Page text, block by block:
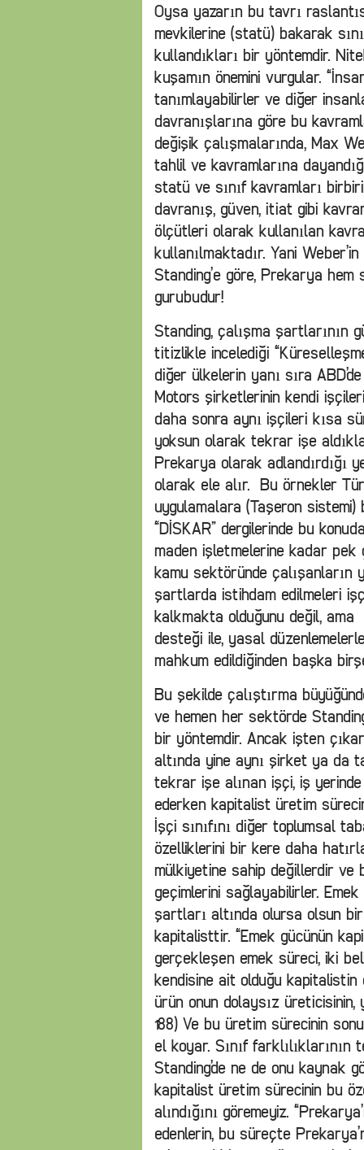
Oysa yazarın bu tavrı
mevkilerine (statü) bakarak
kullandıkları bir yöntemdir.
kuşamın önemini vurgular.
tanımlayabilirler ve diğer
davranışlarına göre bu
değişik çalışmalarında, Max
tahlil ve kavramlarına
statü ve sınıf kavramları
davranış, güven, itiat gibi
ölçütleri olarak kullanılan
kullanılmaktadır. Yani
Standing’e göre, Prekarya
gurubudur!
Standing, çalışma şartlarının
titizlikle incelediği
diğer ülkelerin yanı sıra
Motors şirketlerinin kendi
daha sonra aynı işçileri kısa
yoksun olarak tekrar işe
Prekarya olarak adlandırdığı
olarak ele alır. Bu örnekler
uygulamalara (Taşeron
“DİSKAR” dergilerinde bu
maden işletmelerine kadar pek
kamu sektöründe
şartlarda istihdam edilmeleri
kalkmakta olduğunu değil,
desteği ile, yasal
mahkum edildiğinden başka
Bu şekilde çalıştırma
ve hemen her sektörde
bir yöntemdir. Ancak işten
altında yine aynı şirket ya da
tekrar işe alınan işçi, iş
ederken kapitalist üretim
İşçi sınıfını diğer toplumsal
özelliklerini bir kere daha
mülkiyetine sahip değillerdir
geçimlerini sağlayabilirler.
şartları altında olursa olsun
kapitalisttir. “Emek gücünün
gerçekleşen emek süreci, iki
kendisine ait olduğu kapitalistin
ürün onun dolaysız üreticisinin,
188) Ve bu üretim sürecinin
el koyar. Sınıf farklılıklarının
Standing’de ne de onu kaynak
kapitalist üretim sürecinin bu
alındığını göremeyiz.
edenlerin, bu süreçte